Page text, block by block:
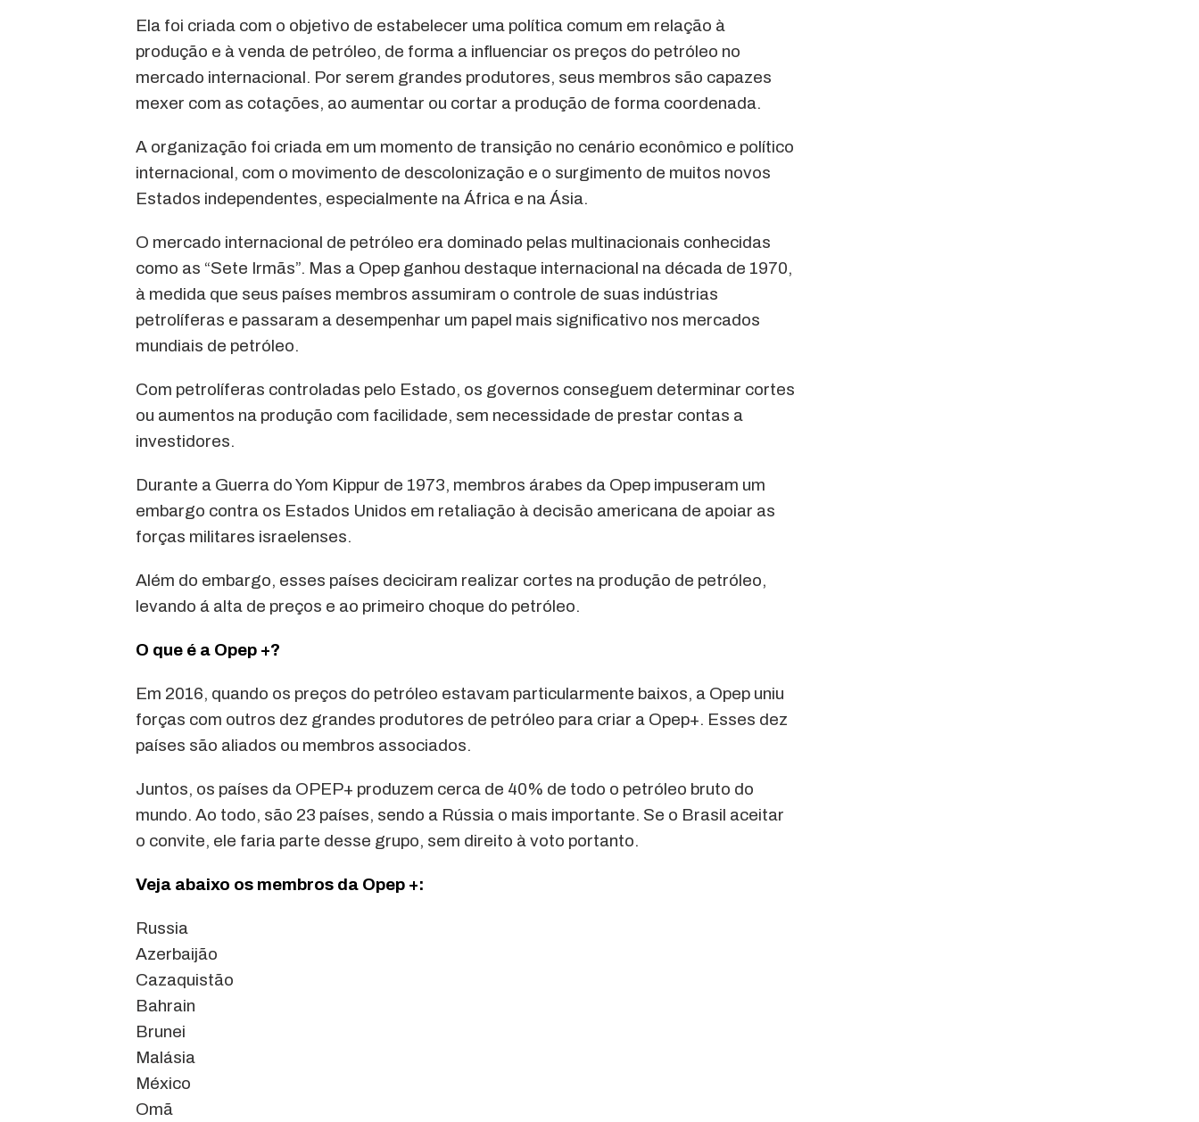
Ela foi criada com o objetivo de estabelecer uma política comum em relação à
produção e à venda de petróleo, de forma a influenciar os preços do petróleo no
mercado internacional. Por serem grandes produtores, seus membros são capazes
mexer com as cotações, ao aumentar ou cortar a produção de forma coordenada.
A organização foi criada em um momento de transição no cenário econômico e político
internacional, com o movimento de descolonização e o surgimento de muitos novos
Estados independentes, especialmente na África e na Ásia.
O mercado internacional de petróleo era dominado pelas multinacionais conhecidas
como as “Sete Irmãs”. Mas a Opep ganhou destaque internacional na década de 1970,
à medida que seus países membros assumiram o controle de suas indústrias
petrolíferas e passaram a desempenhar um papel mais significativo nos mercados
mundiais de petróleo.
Com petrolíferas controladas pelo Estado, os governos conseguem determinar cortes
ou aumentos na produção com facilidade, sem necessidade de prestar contas a
investidores.
Durante a Guerra do Yom Kippur de 1973, membros árabes da Opep impuseram um
embargo contra os Estados Unidos em retaliação à decisão americana de apoiar as
forças militares israelenses.
Além do embargo, esses países deciciram realizar cortes na produção de petróleo,
levando á alta de preços e ao primeiro choque do petróleo.
O que é a Opep +?
Em 2016, quando os preços do petróleo estavam particularmente baixos, a Opep uniu
forças com outros dez grandes produtores de petróleo para criar a Opep+. Esses dez
países são aliados ou membros associados.
Juntos, os países da OPEP+ produzem cerca de 40% de todo o petróleo bruto do
mundo. Ao todo, são 23 países, sendo a Rússia o mais importante. Se o Brasil aceitar
o convite, ele faria parte desse grupo, sem direito à voto portanto.
Veja abaixo os membros da Opep +:
Russia
Azerbaijão
Cazaquistão
Bahrain
Brunei
Malásia
México
Omã